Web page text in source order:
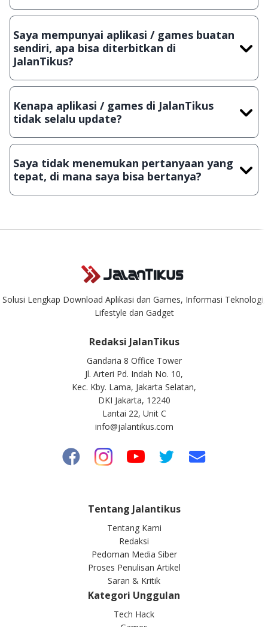
Meskipun dibagikan secara gratis, namun ada beberapa
hanya bisa digunakan dalam jangka waktu tertentu dan jika
ingin lanjut menggunakannya kamu harus membeli lisensi
aslinya.
Saya mempunyai aplikasi / games buatan
sendiri, apa bisa diterbitkan di
JalanTikus?
Tentu saja bisa. Silahkan kirim email keinfo@jalantikus.com
Lampiran File instalasi / (APK) jika Android
Kenapa aplikasi / games di JalanTikus
tidak selalu update?
Demi menjaga kualitas aplikasi dan games yang ada di
download secara manual, sehingga kuota sebesar ribuan
aplikasi & games tidak dapat tercapai dalam waktu yang
singkat.
Saya tidak menemukan pertanyaan yang
tepat, di mana saya bisa bertanya?
Kami dengan senang hati menjawab setiap pertanyaan yang
Solusi Lengkap Download Aplikasi dan Games, Informasi Teknologi,
Lifestyle dan Gadget
Redaksi JalanTikus
Gandaria 8 Office Tower
Jl. Arteri Pd. Indah No. 10,
Kec. Kby. Lama, Jakarta Selatan,
DKI Jakarta, 12240
Lantai 22, Unit C
info@jalantikus.com
Tentang Jalantikus
Tentang Kami
Redaksi
Pedoman Media Siber
Proses Penulisan Artikel
Saran & Kritik
Kategori Unggulan
Tech Hack